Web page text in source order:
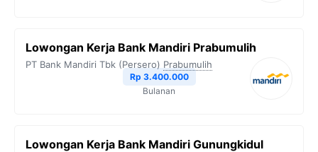
Lowongan Kerja Bank Mandiri Prabumulih
PT Bank Mandiri Tbk (Persero) Prabumulih
Rp 3.400.000
Bulanan
Lowongan Kerja Bank Mandiri Gunungkidul